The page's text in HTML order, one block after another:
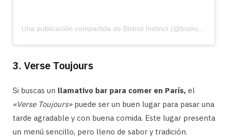
Una publicación compartida de Bistrot Instinct (@bistrotinstinct)
3. Verse Toujours
Si buscas un llamativo bar para comer en París, el
«Verse Toujours»puede ser un buen lugar para pasar una
tarde agradable y con buena comida. Este lugar presenta
un menú sencillo, pero lleno de sabor y tradición.